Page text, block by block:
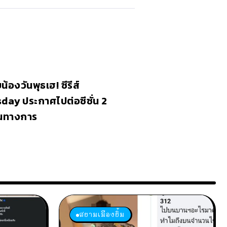
องวันพุธเฮ! ซีรีส์
ประกาศไปต่อซีซั่น 2
างการ
สยามเมืองยิ้ม